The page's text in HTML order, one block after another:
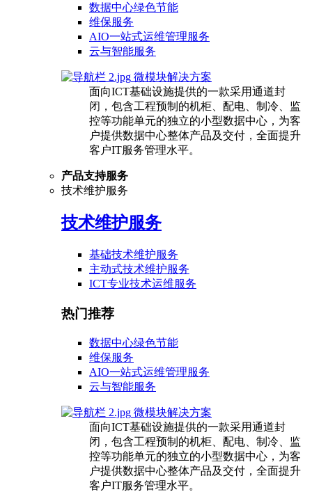
数据中心绿色节能
维保服务
AIO一站式运维管理服务
云与智能服务
微模块解决方案
面向ICT基础设施提供的一款采用通道封
闭，包含工程预制的机柜、配电、制冷、监
控等功能单元的独立的小型数据中心，为客
户提供数据中心整体产品及交付，全面提升
客户IT服务管理水平。
产品支持服务
技术维护服务
技术维护服务
基础技术维护服务
主动式技术维护服务
ICT专业技术运维服务
热门推荐
数据中心绿色节能
维保服务
AIO一站式运维管理服务
云与智能服务
微模块解决方案
面向ICT基础设施提供的一款采用通道封
闭，包含工程预制的机柜、配电、制冷、监
控等功能单元的独立的小型数据中心，为客
户提供数据中心整体产品及交付，全面提升
客户IT服务管理水平。